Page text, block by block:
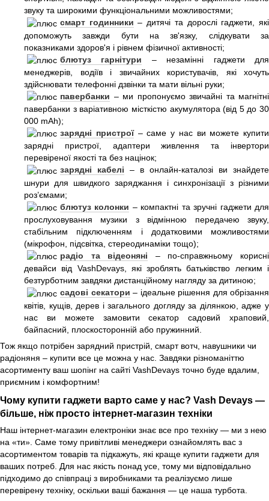
звуку та широкими функціональними можливостями;
смарт годинники – дитячі та дорослі гаджети, які
допоможуть завжди бути на зв'язку, слідкувати за
показниками здоров'я і рівнем фізичної активності;
блютуз гарнітури – незамінні гаджети для
менеджерів, водіїв і звичайних користувачів, які хочуть
здійснювати телефонні дзвінки та мати вільні руки;
павербанки – ми пропонуємо звичайні та магнітні
павербанки з варіативною місткістю акумулятора (від 5 до 30
000 mAh);
зарядні пристрої – саме у нас ви можете купити
зарядні пристрої, адаптери живлення та інвертори
перевіреної якості та без націнок;
зарядні кабелі – в онлайн-каталозі ви знайдете
шнури для швидкого заряджання і синхронізації з різними
роз’ємами;
блютуз колонки – компактні та зручні гаджети для
прослуховування музики з відмінною передачею звуку,
стабільним підключенням і додатковими можливостями
(мікрофон, підсвітка, стереодинаміки тощо);
радіо та відеоняні – по-справжньому корисні
девайси від VashDevays, які зроблять батьківство легким і
безтурботним завдяки дистанційному нагляду за дитиною;
садові секатори – ідеальне рішення для обрізання
квітів, кущів, дерев і загального догляду за ділянкою, адже у
нас ви можете замовити секатор садовий храповий,
байпасний, плоскосторонній або пружинний.
Тож якщо потрібен зарядний пристрій, смарт вотч, навушники чи
радіоняня – купити все це можна у нас. Завдяки різноманіттю
асортименту ваш шопінг на сайті VashDevays точно буде вдалим,
приємним і комфортним!
Чому купити гаджети варто саме у нас? Vash Devays —
більше, ніж просто інтернет-магазин техніки
Наш інтернет-магазин електроніки знає все про техніку — ми з нею
на «ти». Саме тому привітливі менеджери ознайомлять вас з
асортиментом товарів та підкажуть, які краще купити гаджети для
ваших потреб. Для нас якість понад усе, тому ми відповідально
підходимо до співпраці з виробниками та реалізуємо лише
перевірену техніку, оскільки ваші бажання — це наша турбота.